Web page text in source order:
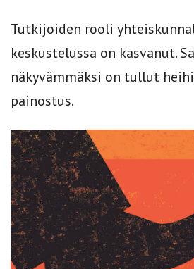
Tutkijoiden rooli
keskustelussa on kasvanut.
näkyvämmäksi on tullut
painostus.